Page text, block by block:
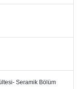
Seramik Bölüm